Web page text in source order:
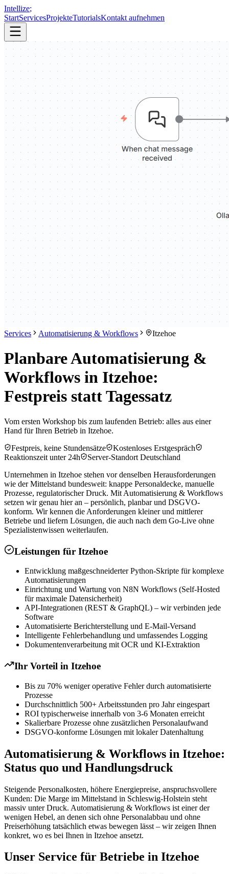
Intellize;
StartServicesProjekteTutorialsKontakt aufnehmen
Services Automatisierung & Workflows Itzehoe
Planbare Automatisierung &
Workflows in Itzehoe:
Festpreis statt Tagessatz
Vom ersten Workshop bis zum laufenden Betrieb: alles aus einer
Hand für Ihren Betrieb in Itzehoe.
Festpreis, keine Stundensätze
Kostenloses Erstgespräch
Reaktionszeit unter 24h
Server-Standort Deutschland
Unternehmen in Itzehoe stehen vor denselben Herausforderungen
wie der Mittelstand bundesweit: knappe Personaldecke, manuelle
Prozesse, regulatorischer Druck. Mit Automatisierung & Workflows
setzen wir genau hier an – persönlich, planbar und DSGVO-
konform. Wir kennen die Anforderungen kleiner und mittlerer
Betriebe und liefern Lösungen, die auch nach dem Go-Live ohne
Spezialistenwissen weiterlaufen.
Leistungen für Itzehoe
Entwicklung maßgeschneiderter Python-Skripte für komplexe
Automatisierungen
Einrichtung und Wartung von N8N Workflows (Self-Hosted
für maximale Datensicherheit)
API-Integrationen (REST & GraphQL) – wir verbinden jede
Software
Automatisierte Berichterstellung und E-Mail-Versand
Intelligente Fehlerbehandlung und umfassendes Logging
Dokumentenverarbeitung mit OCR und KI-Extraktion
Ihr Vorteil in Itzehoe
Bis zu 70% weniger operative Fehler durch automatisierte
Prozesse
Durchschnittlich 500+ Arbeitsstunden pro Jahr eingespart
ROI typischerweise innerhalb von 3-6 Monaten erreicht
Skalierbare Prozesse ohne zusätzlichen Personalaufwand
DSGVO-konforme Lösungen mit lokaler Datenhaltung
Automatisierung & Workflows in Itzehoe:
Status quo und Handlungsdruck
Steigende Personalkosten, höhere Energiepreise, anspruchsvollere
Kunden: Die Marge im Mittelstand in Schleswig-Holstein steht
massiv unter Druck. Automatisierung & Workflows ist einer der
wenigen Hebel, an denen sich ohne Personalabbau und ohne
Preiserhöhung tatsächlich etwas bewegen lässt – wir zeigen Ihnen
konkret, wo es bei Ihnen in Itzehoe ansetzt.
Unser Service für Betriebe in Itzehoe